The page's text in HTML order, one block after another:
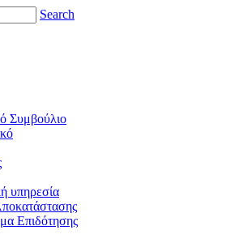
Search
Συμβούλιο
υπηρεσία
Επιδότησης